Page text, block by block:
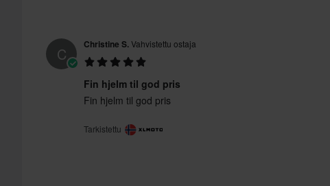
C Christine S.Vahvistettu ostaja
Fin hjelm til god pris
Fin hjelm til god pris
Tarkistettu